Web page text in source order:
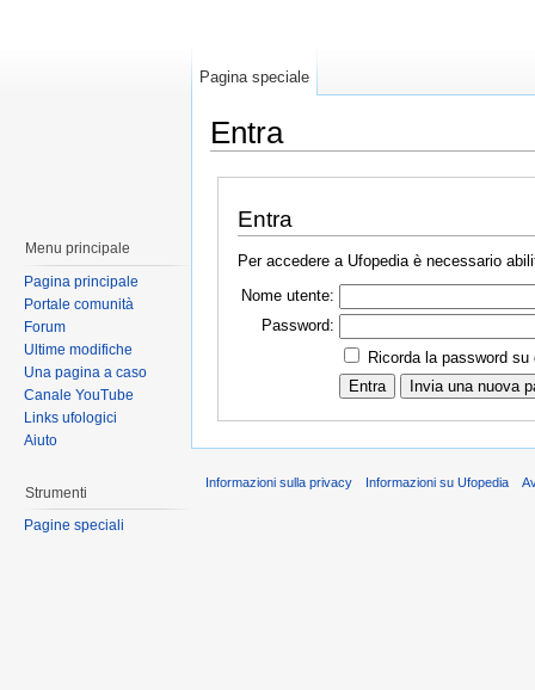
Entra
Entra
Per accedere a Ufopedia è necessario
Nome utente:
Password:
Ricorda la password
Pagina speciale
Menu principale
Pagina principale
Portale comunità
Forum
Ultime modifiche
Una pagina a caso
Canale YouTube
Links ufologici
Aiuto
Strumenti
Pagine speciali
Informazioni sulla privacy Informazioni su Ufopedia